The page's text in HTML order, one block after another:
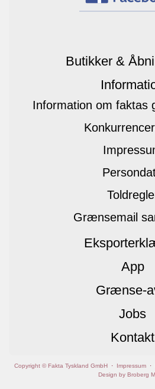
Butikker &
Information om faktas
Grænsemail
App
Grænse-
Jobs
Kontakt
Copyright © Fakta Tyskland GmbH· Impressum·
Design by Broberg